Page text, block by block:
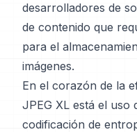
desarrolladores de
de contenido que
para el
imágenes.
En el corazón de la
JPEG XL está el uso
codificación de